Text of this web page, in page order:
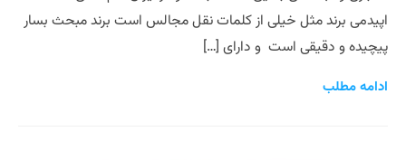
اپیدمی برند مثل خیلی از کلمات نقل مجالس است برند مبحث بسار
پیچیده و دقیقی است و دارای […]
ادامه مطلب